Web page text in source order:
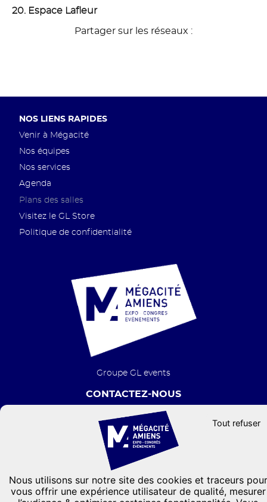
20. Espace Lafleur
Partager sur les réseaux :
Pied
page
NOS LIENS RAPIDES
Venir à Mégacité
Nos équipes
Nos services
Agenda
Plans des salles
Visitez le GL Store
Politique de confidentialité
Groupe GL events
CONTACTEZ-NOUS
Formulaire de contact
03 22 66 33 33
101, Avenue de l'hippodrome
CS 31136
80011 Amiens Cedex 1
France
Nous utilisons sur notre site des cookies et traceurs pour
vous offrir une expérience utilisateur de qualité, mesurer
Tout refuser